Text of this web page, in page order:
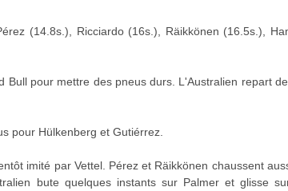
(14.8s.), Ricciardo (16s.), Räikkönen (16.5s.),
Bull pour mettre des pneus durs. L'Australien repart
pour Hülkenberg et Gutiérrez.
imité par Vettel. Pérez et Räikkönen chaussent
bute quelques instants sur Palmer et glisse